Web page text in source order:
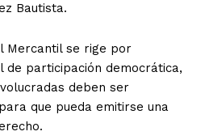
Bautista.
Mercantil se rige por
participación democrática,
deben ser
que pueda emitirse una